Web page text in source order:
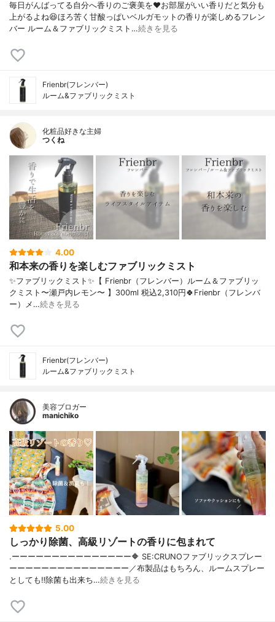
毎日がんばってる自分へ香りのご褒美を❤お部屋がいい香りだと気分も
上がるよね😆ほろ苦く甘酸っぱいベルガモットの香りが楽しめるフレン
バー ルーム＆ファブリックミスト…続きを見る
Frienbr(フレンバー)
ルーム&ファブリックミスト
化粧品好きな主婦
つくね
4.00
和本来の香りを楽しむファブリックミスト
✨ファブリックミスト✨【 Frienbr（フレンバー）ルーム＆ファブリッ
クミスト〜瀬戸内レモン〜 】300ml 税込2,310円🍀Frienbr（フレンバ
ー）メ…続きを見る
Frienbr(フレンバー)
ルーム&ファブリックミスト
美容ブロガー
manichiko
5.00
しっかり除菌、高級リゾートの香りに包まれて
.ーーーーーーーーーーーーーーー🔶 SE:CRUNOファブリックスプレー
ーーーーーーーーーーーーーーー／布製品はもちろん、ルームスプレー
としても‼︎除菌も出来ち…続きを見る